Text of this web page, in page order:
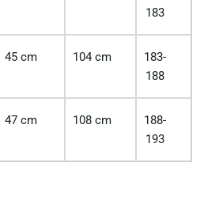
183
45 cm 104 cm
183-
188
47 cm 108 cm
188-
193